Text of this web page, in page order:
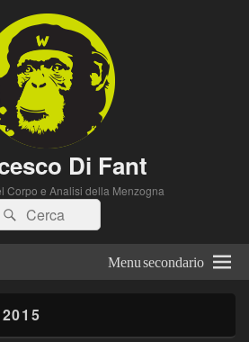
Di Fant
Corpo e Analisi della Menzogna
Cerca
Menu secondario